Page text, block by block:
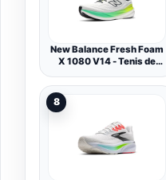
New Balance Fresh Foam
X 1080 V14 - Tenis de
Clementina/Angora/Cem
8